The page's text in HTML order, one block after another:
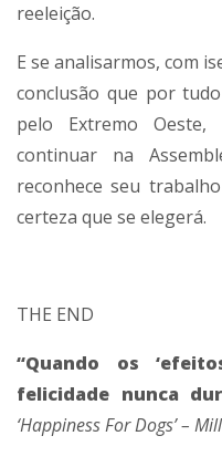
reeleição.
E se analisarmos, com
conclusão que por
pelo Extremo Oeste,
continuar na
reconhece seu
certeza que se elegerá.
THE END
“Quando os
felicidade nunca
‘Happiness For Dogs’ –